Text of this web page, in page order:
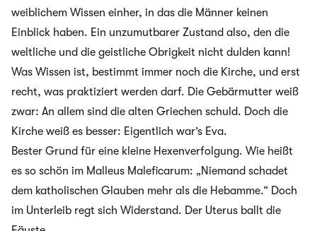
weiblichem Wissen einher, in das die Männer keinen
Einblick haben. Ein unzumutbarer Zustand also, den die
weltliche und die geistliche Obrigkeit nicht dulden kann!
Was Wissen ist, bestimmt immer noch die Kirche, und erst
recht, was praktiziert werden darf. Die Gebärmutter weiß
zwar: An allem sind die alten Griechen schuld. Doch die
Kirche weiß es besser: Eigentlich war’s Eva.
Bester Grund für eine kleine Hexenverfolgung. Wie heißt
es so schön im Malleus Maleficarum: „Niemand schadet
dem katholischen Glauben mehr als die Hebamme.“ Doch
im Unterleib regt sich Widerstand. Der Uterus ballt die